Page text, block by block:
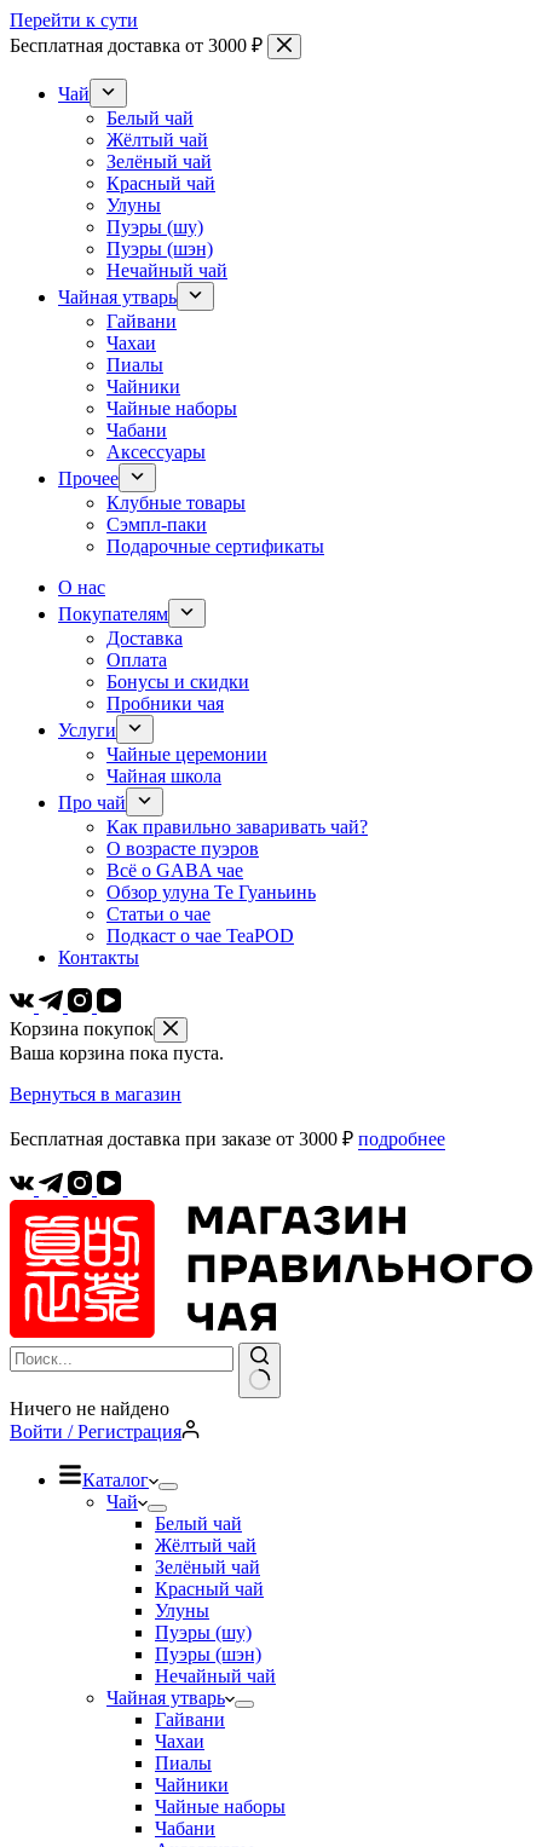
Перейти к сути
Бесплатная доставка от 3000 ₽
Чай
Белый чай
Жёлтый чай
Зелёный чай
Красный чай
Улуны
Пуэры (шу)
Пуэры (шэн)
Нечайный чай
Чайная утварь
Гайвани
Чахаи
Пиалы
Чайники
Чайные наборы
Чабани
Аксессуары
Прочее
Клубные товары
Сэмпл-паки
Подарочные сертификаты
О нас
Покупателям
Доставка
Оплата
Бонусы и скидки
Пробники чая
Услуги
Чайные церемонии
Чайная школа
Про чай
Как правильно заваривать чай?
О возрасте пуэров
Всё о GABA чае
Обзор улуна Те Гуаньинь
Статьи о чае
Подкаст о чае TeaPOD
Контакты
Корзина покупок
Ваша корзина пока пуста.
Вернуться в магазин
Бесплатная доставка при заказе от 3000 ₽ подробнее
Ничего не найдено
Войти / Регистрация
Каталог
Чай
Белый чай
Жёлтый чай
Зелёный чай
Красный чай
Улуны
Пуэры (шу)
Пуэры (шэн)
Нечайный чай
Чайная утварь
Гайвани
Чахаи
Пиалы
Чайники
Чайные наборы
Чабани